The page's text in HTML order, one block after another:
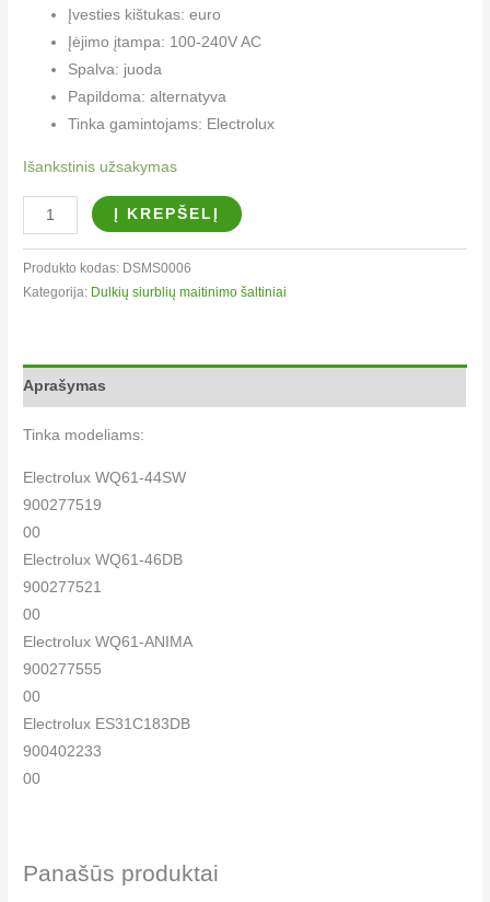
Įvesties kištukas: euro
Įėjimo įtampa: 100-240V AC
Spalva: juoda
Papildoma: alternatyva
Tinka gamintojams: Electrolux
Išankstinis užsakymas
Į KREPŠELĮ
Produkto kodas: DSMS0006
Kategorija: Dulkių siurblių maitinimo šaltiniai
Aprašymas
Tinka modeliams:
Electrolux WQ61-44SW
900277519
00
Electrolux WQ61-46DB
900277521
00
Electrolux WQ61-ANIMA
900277555
00
Electrolux ES31C183DB
900402233
00
Electrolux ES31CB18GG
Panašūs produktai